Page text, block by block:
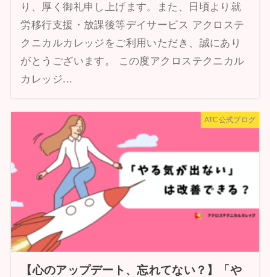
り、厚く御礼申し上げます。また、日頃より就
労移行支援・放課後等デイサービス アクロステ
クニカルカレッジをご利用いただき、誠にあり
がとうございます。 この度アクロステクニカル
カレッジ...
ATC公式ブログ
【心のアップデート、忘れてない？】「や